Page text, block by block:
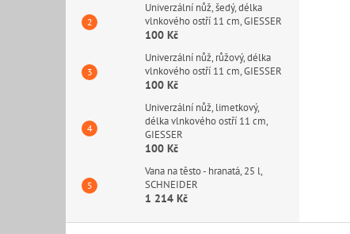
Univerzální nůž, šedý, délka
vlnkového ostří 11 cm, GIESSER
100 Kč
Univerzální nůž, růžový, délka
vlnkového ostří 11 cm, GIESSER
100 Kč
Univerzální nůž, limetkový,
délka vlnkového ostří 11 cm,
GIESSER
100 Kč
Vana na těsto - hranatá, 25 l,
SCHNEIDER
1 214 Kč